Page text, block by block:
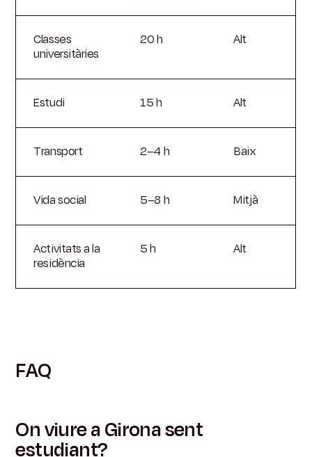
Classes
universitàries
20 h Alt
Estudi 15 h Alt
Transport 2–4 h Baix
Vida social 5–8 h Mitjà
Activitats a la
residència
5 h Alt
FAQ
On viure a Girona sent
estudiant?